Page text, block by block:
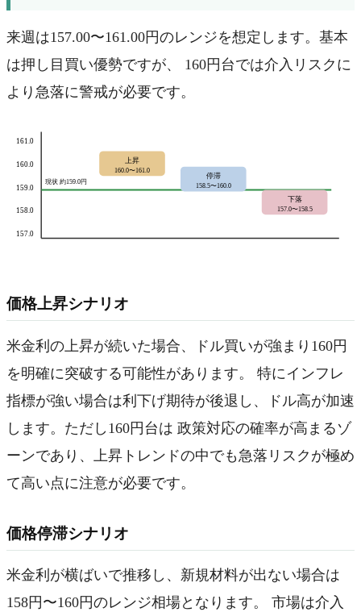
来週は157.00〜161.00円のレンジを想定します。基本
は押し目買い優勢ですが、 160円台では介入リスクに
より急落に警戒が必要です。
161.0
160.0
159.0
158.0
157.0
現状 約159.0円
上昇
160.0〜161.0
停滞
158.5〜160.0
下落
157.0〜158.5
価格上昇シナリオ
米金利の上昇が続いた場合、ドル買いが強まり160円
を明確に突破する可能性があります。 特にインフレ
指標が強い場合は利下げ期待が後退し、ドル高が加速
します。ただし160円台は 政策対応の確率が高まるゾ
ーンであり、上昇トレンドの中でも急落リスクが極め
て高い点に注意が必要です。
価格停滞シナリオ
米金利が横ばいで推移し、新規材料が出ない場合は
158円〜160円のレンジ相場となります。 市場は介入